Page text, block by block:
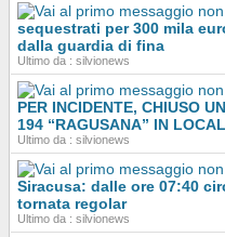
sequestrati per 300 mila
dalla guardia di fina
Ultimo da : silvionews
PER INCIDENTE, CHIUSO
194 “RAGUSANA” IN
Ultimo da : silvionews
Siracusa: dalle ore 07:40
tornata regolar
Ultimo da : silvionews